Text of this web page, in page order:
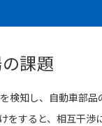
課題
検知し、自動車部品
をすると、相互干渉